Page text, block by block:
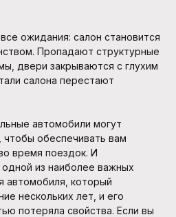
ожидания: салон становится
Пропадают структурные
двери закрываются с глухим
салона перестают
автомобили могут
обеспечивать вам
время поездок. И
из наиболее важных
автомобиля, который
нескольких лет, и его
потеряла свойства. Если вы